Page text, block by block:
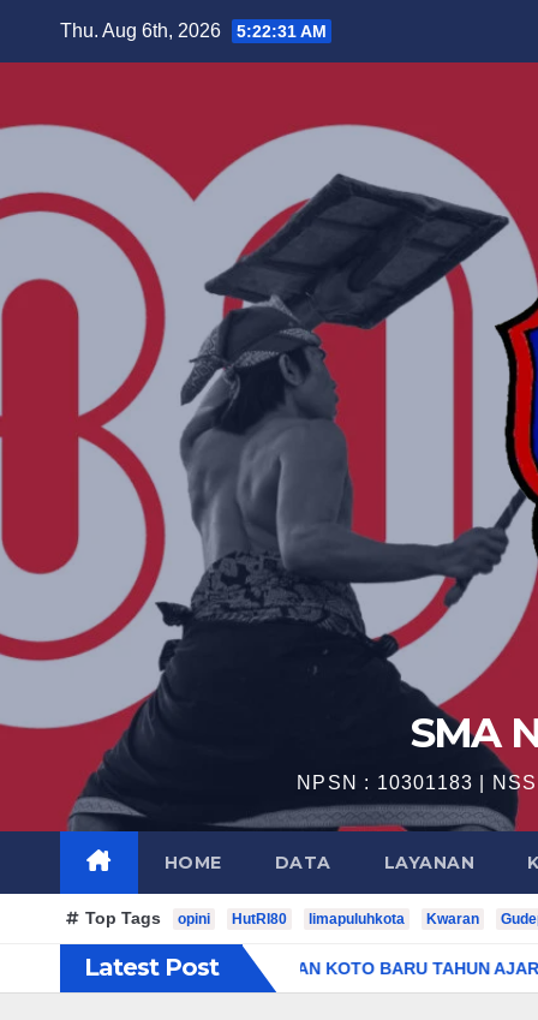
Thu. Aug 6th, 2026 5:22:33 AM
SMA
NPSN : 10301183 |
HOME DATA LAYANAN
Top Tags opini HutRI80 limapuluhkota Kwaran
Latest Post
SMAN 1 PANGKALAN KOTO BARU TAHUN AJARAN 2025-